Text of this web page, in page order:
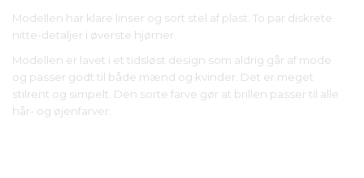
Modellen har klare linser og sort stel af plast. To par diskrete
nitte-detaljer i øverste hjørner.
Modellen er lavet i et tidsløst design som aldrig går af mode
og passer godt til både mænd og kvinder. Det er meget
stilrent og simpelt. Den sorte farve gør at brillen passer til alle
hår- og øjenfarver.